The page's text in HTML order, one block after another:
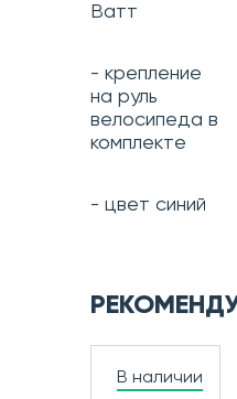
Ватт
- крепление
на руль
велосипеда в
комплекте
- цвет синий
В наличии